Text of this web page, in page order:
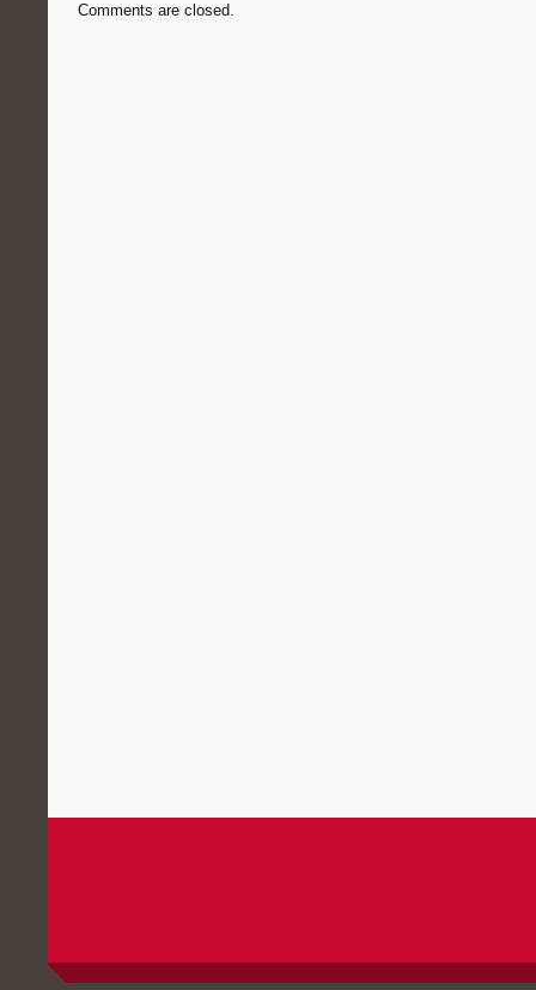
Comments are closed.